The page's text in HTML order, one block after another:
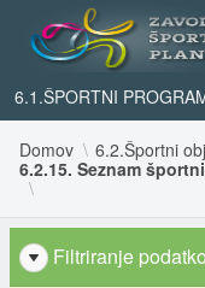
6.1.ŠPORTNI
Domov
6.2.Športni
6.2.15. Seznam
Filtriranje